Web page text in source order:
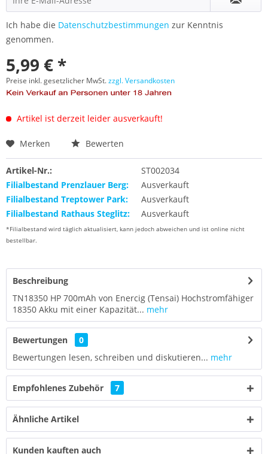
Ich habe die Datenschutzbestimmungen zur Kenntnis
genommen.
5,99 € *
Preise inkl. gesetzlicher MwSt.zzgl. Versandkosten
Artikel ist derzeit leider ausverkauft!
Merken Bewerten
Artikel-Nr.:
ST002034
Filialbestand Prenzlauer Berg:
Ausverkauft
Filialbestand Treptower Park:
Ausverkauft
Filialbestand Rathaus Steglitz:
Ausverkauft
*Filialbestand wird täglich aktualisiert, kann jedoch abweichen und ist online nicht
bestellbar.
Beschreibung
TN18350 HP 700mAh von Enercig (Tensai) Hochstromfähiger
18350 Akku mit einer Kapazität... mehr
Bewertungen
0
Bewertungen lesen, schreiben und diskutieren... mehr
Empfohlenes Zubehör 7
Ähnliche Artikel
Kunden kauften auch